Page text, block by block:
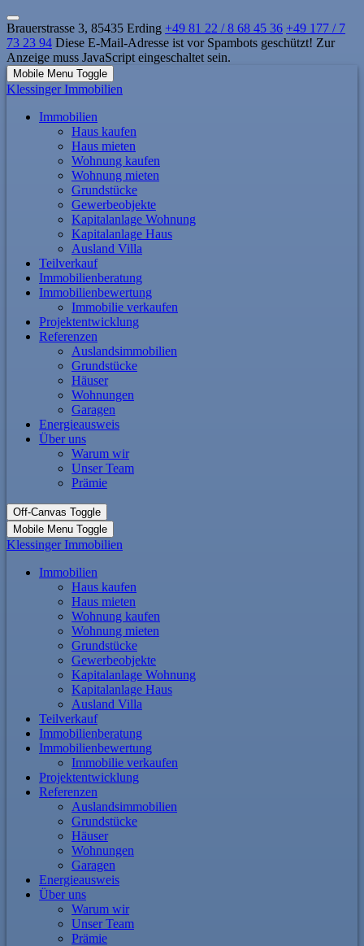
Brauerstrasse 3, 85435 Erding +49 81 22 / 8 68 45 36 +49 177 / 7
73 23 94 Diese E-Mail-Adresse ist vor Spambots geschützt! Zur
Anzeige muss JavaScript eingeschaltet sein.
Mobile Menu Toggle
Klessinger Immobilien
Immobilien
Haus kaufen
Haus mieten
Wohnung kaufen
Wohnung mieten
Grundstücke
Gewerbeobjekte
Kapitalanlage Wohnung
Kapitalanlage Haus
Ausland Villa
Teilverkauf
Immobilienberatung
Immobilienbewertung
Immobilie verkaufen
Projektentwicklung
Referenzen
Auslandsimmobilien
Grundstücke
Häuser
Wohnungen
Garagen
Energieausweis
Über uns
Warum wir
Unser Team
Prämie
Off-Canvas Toggle
Mobile Menu Toggle
Klessinger Immobilien
Immobilien
Haus kaufen
Haus mieten
Wohnung kaufen
Wohnung mieten
Grundstücke
Gewerbeobjekte
Kapitalanlage Wohnung
Kapitalanlage Haus
Ausland Villa
Teilverkauf
Immobilienberatung
Immobilienbewertung
Immobilie verkaufen
Projektentwicklung
Referenzen
Auslandsimmobilien
Grundstücke
Häuser
Wohnungen
Garagen
Energieausweis
Über uns
Warum wir
Unser Team
Prämie